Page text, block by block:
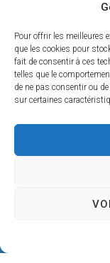
Pour offrir les meilleures
que les cookies pour
fait de consentir à ces
telles que le
de ne pas consentir ou
sur certaines
Mairie de